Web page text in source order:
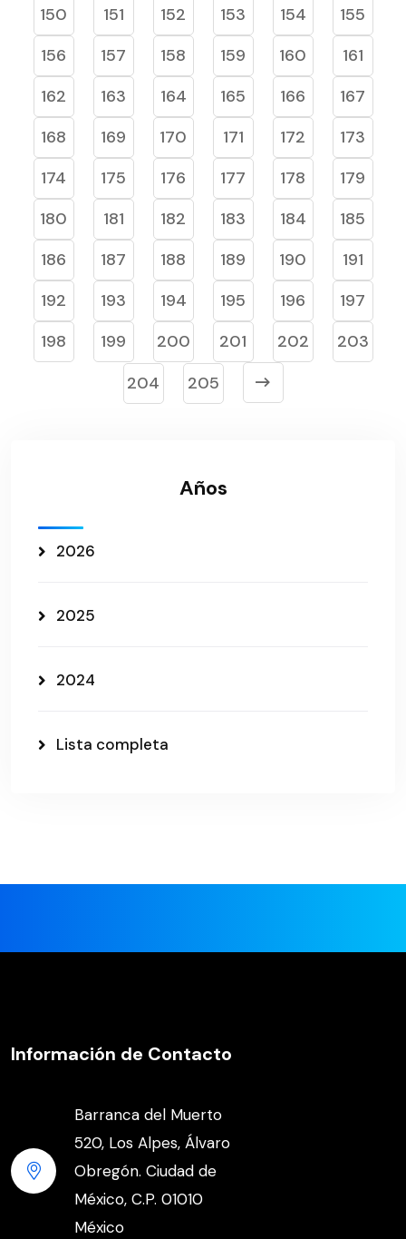
150
151 152 153 154
155
156
157 158 159 160
161
162
163 164 165 166
167
168
169 170 171 172
173
174
175 176 177 178
179
180
181 182 183 184
185
186
187 188 189 190
191
192
193 194 195 196
197
198
199 200 201 202
203
204
205
Años
2026
2025
2024
Lista completa
Información de Contacto
Barranca del Muerto
520, Los Alpes, Álvaro
Obregón. Ciudad de
México, C.P. 01010
México